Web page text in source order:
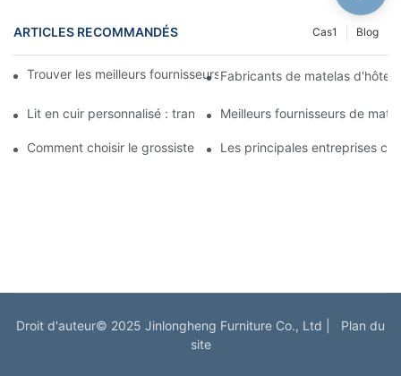
ARTICLES RECOMMANDÉS Blog
Cas1
Trouver les meilleurs fournisseurs de lits en gros pour votre
Fabricants de matelas d'hôtel
Lit en cuir personnalisé : transformez votre chambre en un
Meilleurs fournisseurs de
Comment choisir le grossiste de matelas le plus adapté à votre
Les principales entreprises
Droit d'auteur© 2025 Jinlongheng Furniture Co., Ltd |
Plan du
site